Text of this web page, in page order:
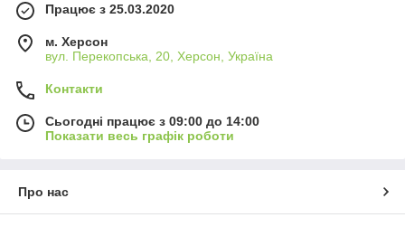
Працює з 25.03.2020
м. Херсон
вул. Перекопська, 20, Херсон, Україна
Контакти
Сьогодні працює з 09:00 до 14:00
Показати весь графік роботи
Про нас